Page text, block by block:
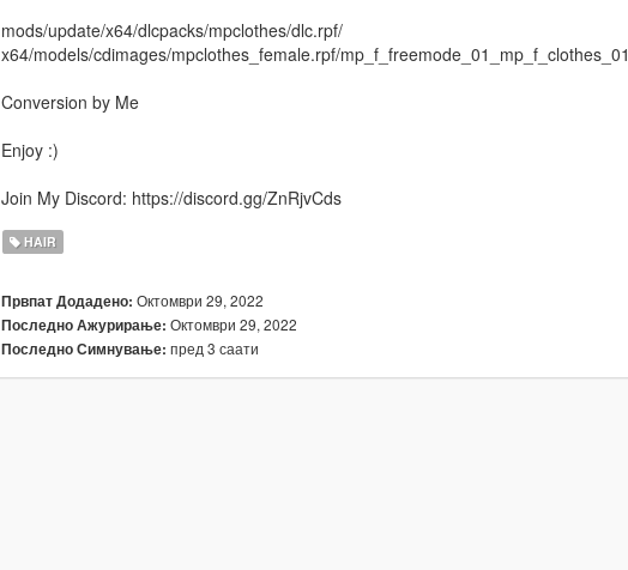
mods/update/x64/dlcpacks/mpclothes/dlc.rpf/
x64/models/cdimages/mpclothes_female.rpf/mp_f_freemode_01_mp_f_clothes_01
Conversion by Me
Enjoy :)
Join My Discord: https://discord.gg/ZnRjvCds
HAIR
Првпат Додадено: Октомври 29, 2022
Последно Ажурирање: Октомври 29, 2022
Последно Симнување: пред 3 саати